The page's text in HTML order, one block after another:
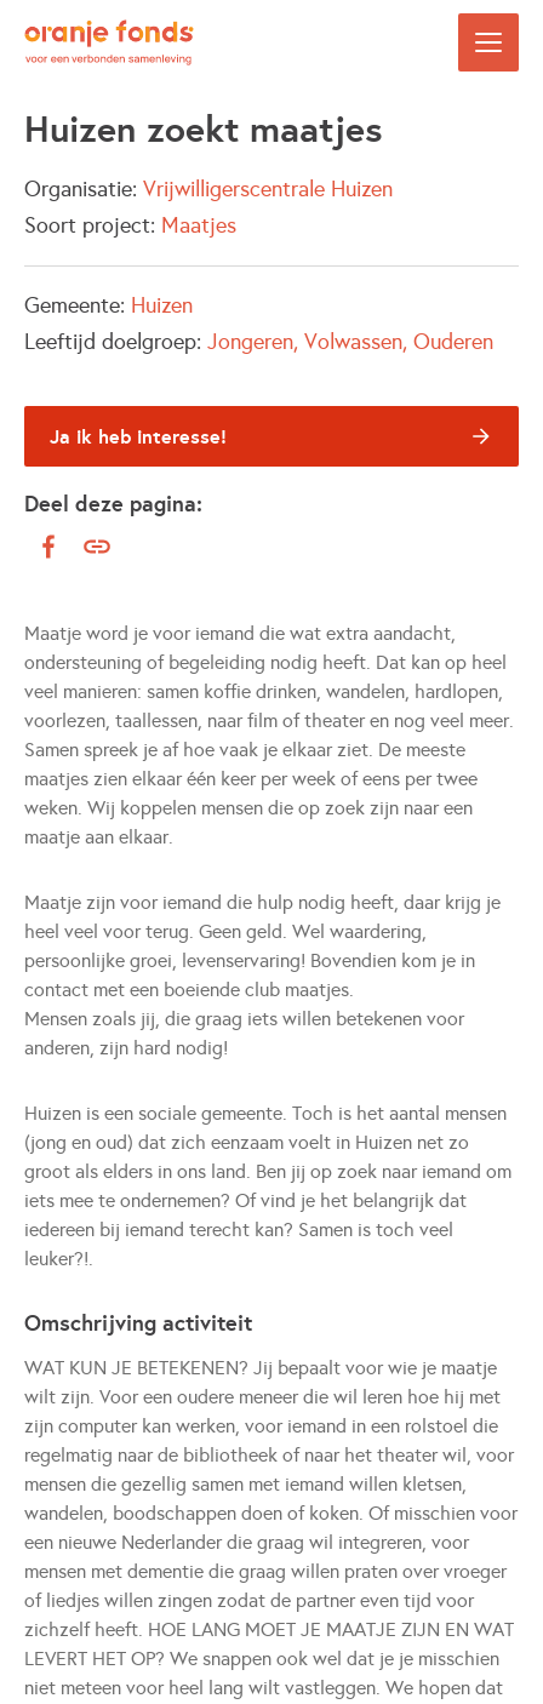
Huizen zoekt maatjes
Organisatie: Vrijwilligerscentrale Huizen
Soort project: Maatjes
Gemeente: Huizen
Leeftijd doelgroep: Jongeren Volwassen Ouderen
Ja ik heb interesse!
Deel deze pagina:
Maatje word je voor iemand die wat extra aandacht,
ondersteuning of begeleiding nodig heeft. Dat kan op heel
veel manieren: samen koffie drinken, wandelen, hardlopen,
voorlezen, taallessen, naar film of theater en nog veel meer.
Samen spreek je af hoe vaak je elkaar ziet. De meeste
maatjes zien elkaar één keer per week of eens per twee
weken. Wij koppelen mensen die op zoek zijn naar een
maatje aan elkaar.
Maatje zijn voor iemand die hulp nodig heeft, daar krijg je
heel veel voor terug. Geen geld. Wel waardering,
persoonlijke groei, levenservaring! Bovendien kom je in
contact met een boeiende club maatjes.
Mensen zoals jij, die graag iets willen betekenen voor
anderen, zijn hard nodig!
Huizen is een sociale gemeente. Toch is het aantal mensen
(jong en oud) dat zich eenzaam voelt in Huizen net zo
groot als elders in ons land. Ben jij op zoek naar iemand om
iets mee te ondernemen? Of vind je het belangrijk dat
iedereen bij iemand terecht kan? Samen is toch veel
leuker?!.
Omschrijving activiteit
WAT KUN JE BETEKENEN? Jij bepaalt voor wie je maatje
wilt zijn. Voor een oudere meneer die wil leren hoe hij met
zijn computer kan werken, voor iemand in een rolstoel die
regelmatig naar de bibliotheek of naar het theater wil, voor
mensen die gezellig samen met iemand willen kletsen,
wandelen, boodschappen doen of koken. Of misschien voor
een nieuwe Nederlander die graag wil integreren, voor
mensen met dementie die graag willen praten over vroeger
of liedjes willen zingen zodat de partner even tijd voor
zichzelf heeft. HOE LANG MOET JE MAATJE ZIJN EN WAT
LEVERT HET OP? We snappen ook wel dat je je misschien
niet meteen voor heel lang wilt vastleggen. We hopen dat